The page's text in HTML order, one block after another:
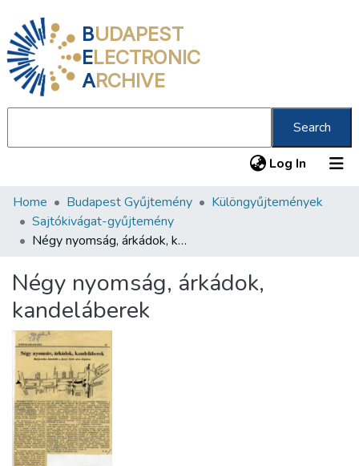
BUDAPEST
ELECTRONIC
ARCHIVE
Search
Log In (current)
Communities & Collections
All of DSpace
About us
Home Budapest Gyűjtemény
Különgyűjtemények
Sajtókivágat-gyűjtemény
Négy nyomság, árkádok, kandeláberek
Négy nyomság, árkádok,
kandeláberek